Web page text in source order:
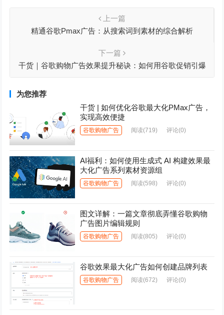
上一篇
精通谷歌Pmax广告：从搜索词到素材的综合解析
下一篇
干货｜谷歌购物广告效果提升秘诀：如何用谷歌促销引爆
为您推荐
干货 | 如何优化谷歌最大化PMax广告，
实现高效便捷
谷歌购物广告 阅读(719) 评论(0)
AI福利：如何使用生成式 AI 构建效果最
大化广告系列素材资源组
谷歌购物广告 阅读(598) 评论(0)
图文详解：一篇文章彻底弄懂谷歌购物
广告图片编辑规则
谷歌购物广告 阅读(805) 评论(0)
谷歌效果最大化广告如何创建品牌列表
谷歌购物广告 阅读(672) 评论(0)